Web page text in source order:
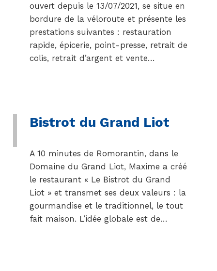
ouvert depuis le 13/07/2021, se situe en
bordure de la véloroute et présente les
prestations suivantes : restauration
rapide, épicerie, point-presse, retrait de
colis, retrait d’argent et vente…
Bistrot du Grand Liot
A 10 minutes de Romorantin, dans le
Domaine du Grand Liot, Maxime a créé
le restaurant « Le Bistrot du Grand
Liot » et transmet ses deux valeurs : la
gourmandise et le traditionnel, le tout
fait maison. L’idée globale est de…